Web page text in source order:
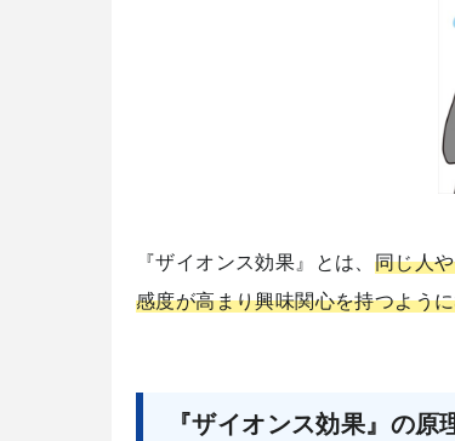
『ザイオンス効果』とは、 同じ人
感度が高まり興味関心を持つよう
『ザイオンス効果』の原